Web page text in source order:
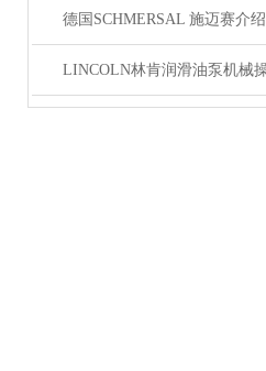
德国SCHMERSAL 施迈赛介绍